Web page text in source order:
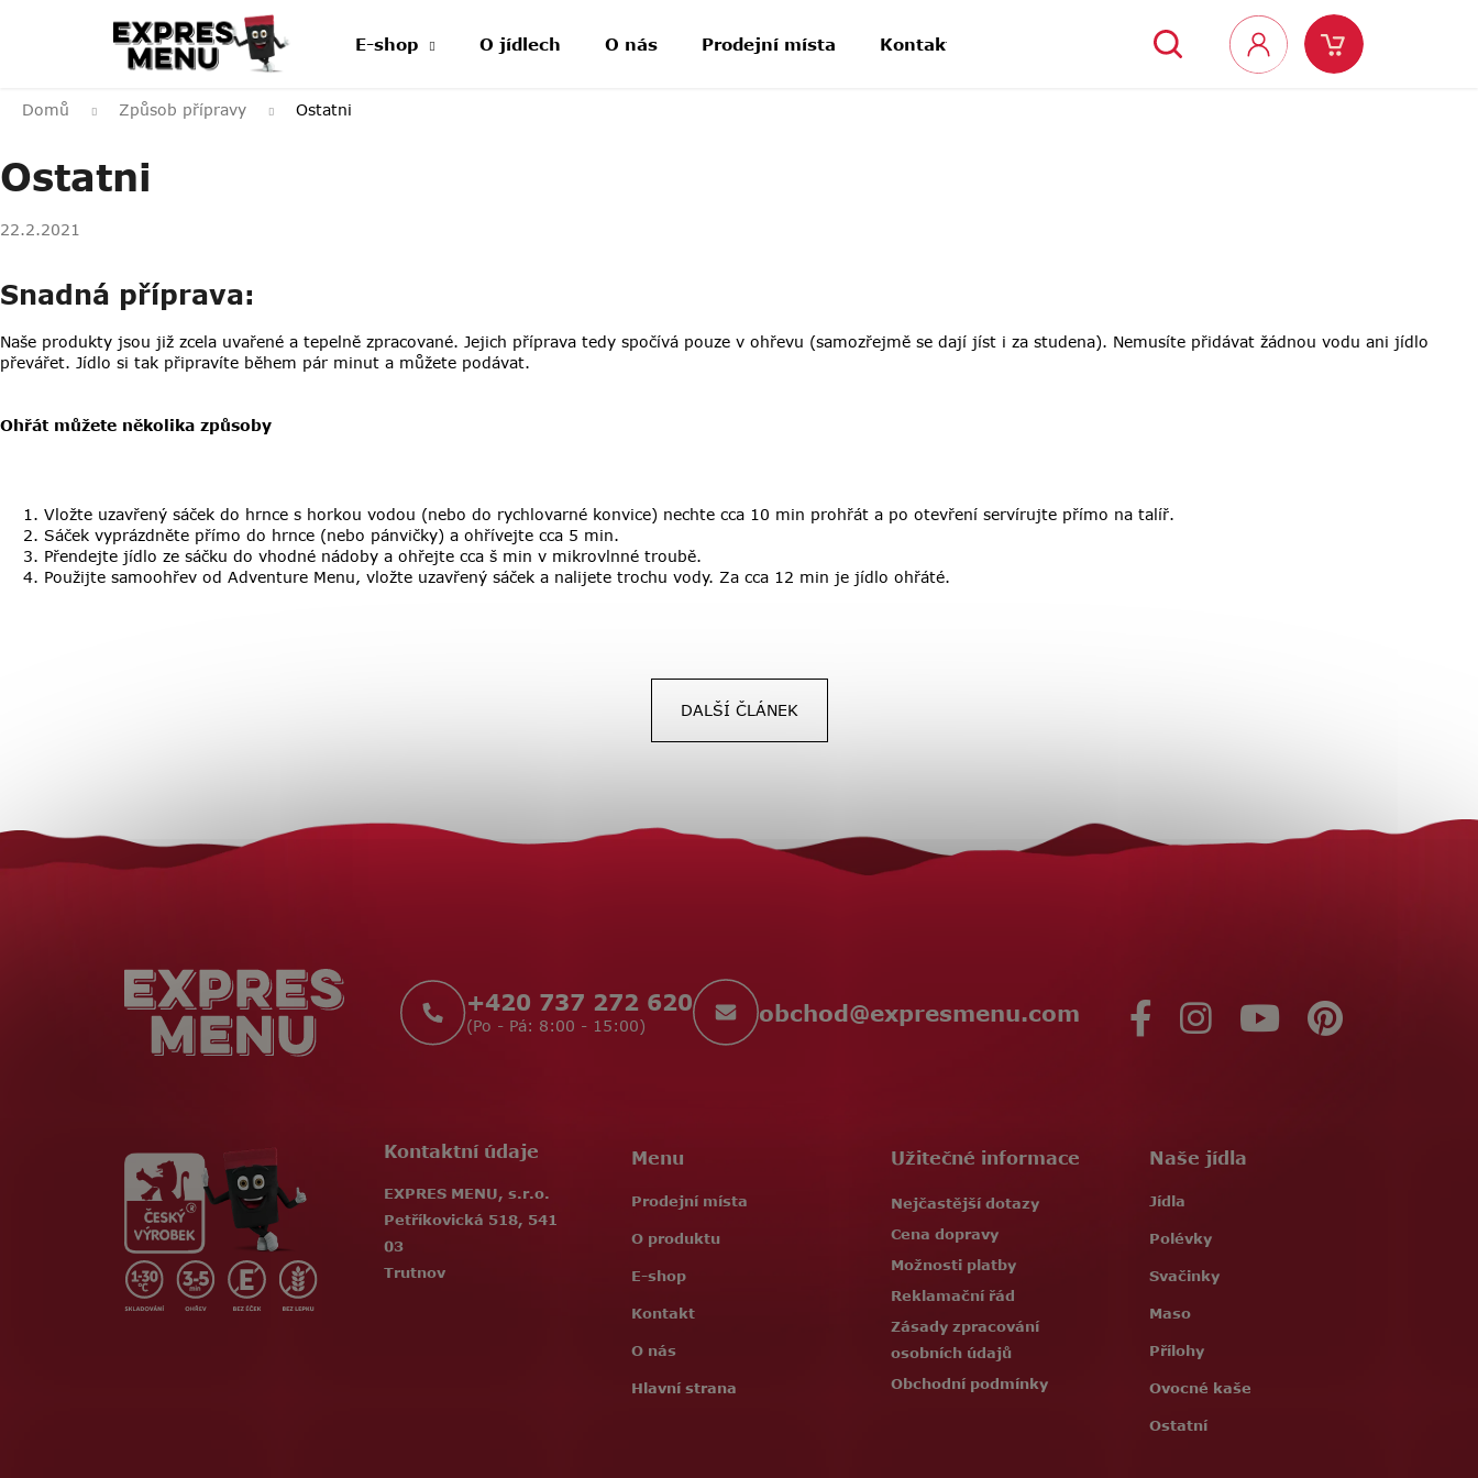
E-shop O jídlech O nás Prodejní místa Kontakt
Hledat
Nákupní
Domů Způsob přípravy Ostatni
Ostatni
22.2.2021
Snadná příprava:
Naše produkty jsou již zcela uvařené a tepelně zpracované. Jejich příprava tedy spočívá pouze v ohřevu (samozřejmě se dají jíst i za studena). Nemusíte přidávat žádnou vodu ani jídlo
převářet. Jídlo si tak připravíte během pár minut a můžete podávat.
Ohřát můžete několika způsoby
Vložte uzavřený sáček do hrnce s horkou vodou (nebo do rychlovarné konvice) nechte cca 10 min prohřát a po otevření servírujte přímo na talíř.
Sáček vyprázdněte přímo do hrnce (nebo pánvičky) a ohřívejte cca 5 min.
Přendejte jídlo ze sáčku do vhodné nádoby a ohřejte cca š min v mikrovlnné troubě.
Použijte samoohřev od Adventure Menu, vložte uzavřený sáček a nalijete trochu vody. Za cca 12 min je jídlo ohřáté.
DALŠÍ ČLÁNEK
Z
+420 737 272 620
(Po - Pá: 8:00 - 15:00) obchod@expresmenu.com
Kontaktní údaje
EXPRES MENU, s.r.o.
Petříkovická 518, 541
03
Trutnov
Menu
Prodejní místa
O produktu
E-shop
Kontakt
O nás
Hlavní strana
Užitečné informace
Nejčastější dotazy
Cena dopravy
Možnosti platby
Reklamační řád
Zásady zpracování
osobních údajů
Obchodní podmínky
Naše jídla
Jídla
Polévky
Svačinky
Maso
Přílohy
Ovocné kaše
Ostatní